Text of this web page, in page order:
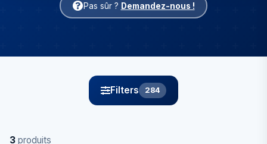
Pas sûr ? Demandez-nous !
Filters 284
3 produits